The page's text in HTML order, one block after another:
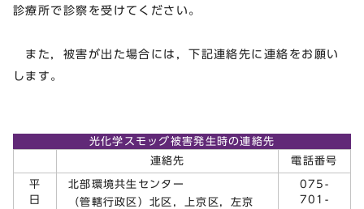
診療所で診察を受けてください。
また，被害が出た場合には，下記連絡先に連絡をお願い
します。
光化学スモッグ被害発生時の連絡先
連絡先
電話番号
平
日
北部環境共生センター
（管轄行政区）北区，上京区，左京
075-
701-